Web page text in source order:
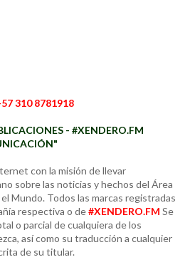
310 8781918
- #XENDERO.FM
con la misión de llevar
sobre las noticias y hechos del Área
Mundo. Todos las marcas registradas
respectiva o de#XENDERO.FM Se
o parcial de cualquiera de los
así como su traducción a cualquier
de su titular.